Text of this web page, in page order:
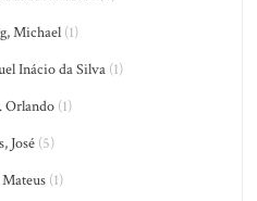
Michael (1)
Inácio da Silva(1)
Orlando(1)
José (5)
(1)